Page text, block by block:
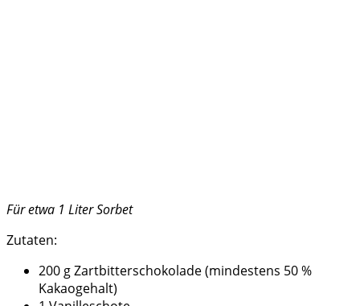
Für etwa 1 Liter Sorbet
Zutaten:
200 g Zartbitterschokolade (mindestens 50 %
Kakaogehalt)